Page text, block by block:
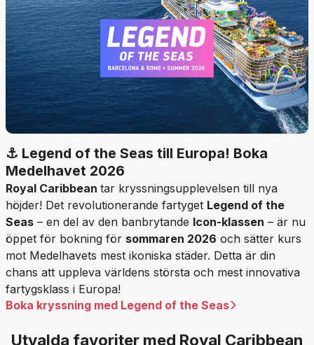
⚓ Legend of the Seas till Europa! Boka
Medelhavet 2026
Royal Caribbean tar kryssningsupplevelsen till nya
höjder! Det revolutionerande fartyget Legend of the
Seas – en del av den banbrytande Icon-klassen – är nu
öppet för bokning för sommaren 2026 och sätter kurs
mot Medelhavets mest ikoniska städer. Detta är din
chans att uppleva världens största och mest innovativa
fartygsklass i Europa!
Boka kryssning med Legend of the Seas
Utvalda favoriter med Royal Caribbean